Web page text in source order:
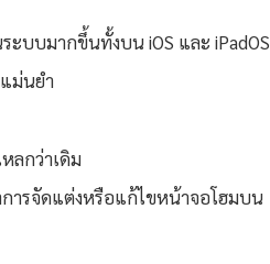
ะบบมากขึ้นทั้งบน iOS และ iPadOS
ม่นยำ
ลกว่าเดิม
ารจัดแต่งหรือแก้ไขหน้าจอโฮมบน